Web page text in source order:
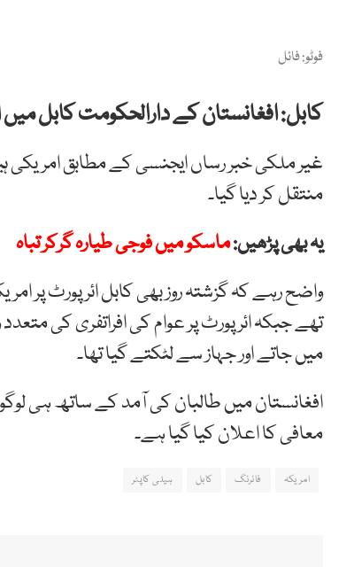
فوٹو: فائل
کابل: افغانستان کے دارالحکومت کابل میں امریکی
منتقل کر دیا گیا۔
یہ بھی پڑھیں:ماسکو میں فوجی طیارہ گرکر تباہ
تھے جبکہ ائرپورٹ پر عوام کی افراتفری کی
میں جاتے اور جہاز سے لٹکتے گیا تھا۔
افغانستان میں طالبان کی آمد کے ساتھ ہی
معافی کا اعلان کیا گیا ہے۔
امریکہ فائرنگ کابل ہیلی کاپٹر